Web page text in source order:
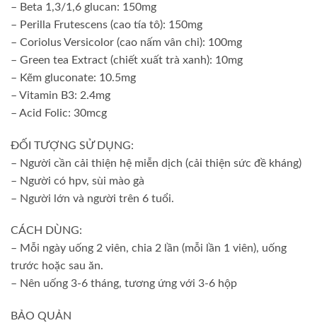
– Beta 1,3/1,6 glucan: 150mg
– Perilla Frutescens (cao tía tô): 150mg
– Coriolus Versicolor (cao nấm vân chi): 100mg
– Green tea Extract (chiết xuất trà xanh): 10mg
– Kẽm gluconate: 10.5mg
– Vitamin B3: 2.4mg
– Acid Folic: 30mcg
ĐỐI TƯỢNG SỬ DỤNG:
– Người cần cải thiện hệ miễn dịch (cải thiện sức đề kháng)
– Người có hpv, sùi mào gà
– Người lớn và người trên 6 tuổi.
CÁCH DÙNG:
– Mỗi ngày uống 2 viên, chia 2 lần (mỗi lần 1 viên), uống
trước hoặc sau ăn.
– Nên uống 3-6 tháng, tương ứng với 3-6 hộp
BẢO QUẢN